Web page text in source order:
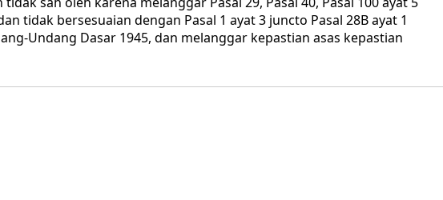
tidak bersesuaian dengan Pasal 1 ayat 3 juncto Pasal 28B ayat 1
Undang Dasar 1945, dan melanggar kepastian asas kepastian